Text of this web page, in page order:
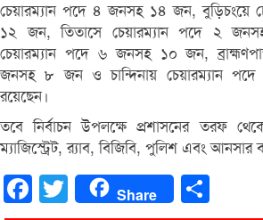
চেয়ারম্যান পদে ৪ জনসহ ১৪ জন, বুড়িচংয়ে
১২ জন, তিতাসে চেয়ারম্যান পদে ২
চেয়ারম্যান পদে ৬ জনসহ ১০ জন,
জনসহ ৮ জন ও চান্দিনায় চেয়ারম্যান
রয়েছেন।
তবে নির্বাচন উপলক্ষে প্রশাসনের তরফ
ম্যাজিস্ট্রেট, র‌্যাব, বিজিবি, পুলিশ এবং আনসার
FacebookTwitter Share